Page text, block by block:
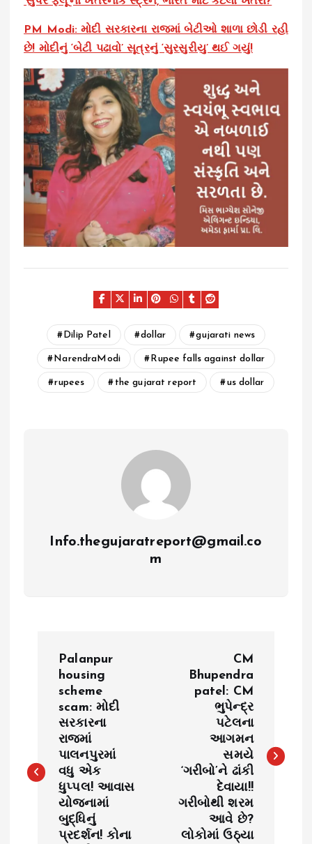
PM Modi: મોદી સરકારના રાજમાં બેટીઓ શાળા છોડી રહી
છે! મોદીનું ‘બેટી પઢાવો’ સૂત્રનું ‘સુરસુરીયુ’ થઈ ગયું!
Dilip Patel dollar gujarati news
NarendraModi Rupee falls against dollar
rupees the gujarat report us dollar
Info.thegujaratreport@gmail.co
m
n
Palanpur
housing
scheme
scam: મોદી
સરકારના
રાજમાં
પાલનપુરમાં
વધુ એક
ધુપ્પલ! આવાસ
યોજનામાં
બુદ્ધિનું
પ્રદર્શન! કોના
CM
Bhupendra
patel: CM
ભુપેન્દ્ર
પટેલના
આગમન
સમયે
‘ગરીબો’ને ઢાંકી
દેવાયા!!
ગરીબોથી શરમ
આવે છે?
લોકોમાં ઉઠ્યા